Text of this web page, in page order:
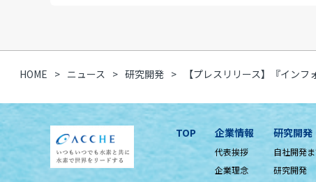
HOME ニュース 研究開発 【プレスリリース】『イン
TOP 企業情報
代表挨拶
企業理念
研究開発
自社開発
研究開発